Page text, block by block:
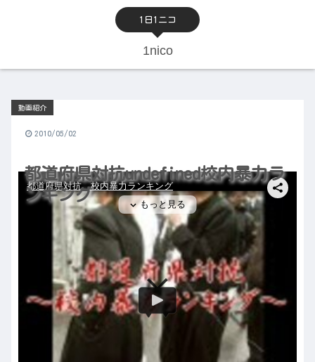
1日1ニコ
1nico
都道府県対抗undefined校内暴力ラ
ンキング
動画紹介
2010/05/02